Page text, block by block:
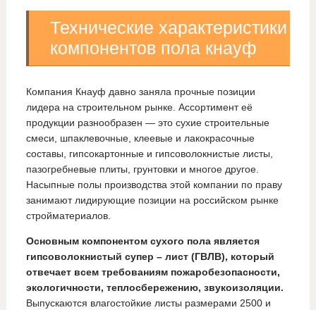
Технические характеристики
компонентов пола кнауф
Компания Кнауф давно заняла прочные позиции
лидера на строительном рынке. Ассортимент её
продукции разнообразен — это сухие строительные
смеси, шпаклевочные, клеевые и лакокрасочные
составы, гипсокартонные и гипсоволокнистые листы,
пазогребневые плиты, грунтовки и многое другое.
Насыпные полы производства этой компании по праву
занимают лидирующие позиции на российском рынке
стройматериалов.
Основным компонентом сухого пола является
гипсоволокнистый супер – лист (ГВЛВ), который
отвечает всем требованиям пожаробезопасности,
экологичности, теплосбережению, звукоизоляции.
Выпускаются влагостойкие листы размерами 2500 и